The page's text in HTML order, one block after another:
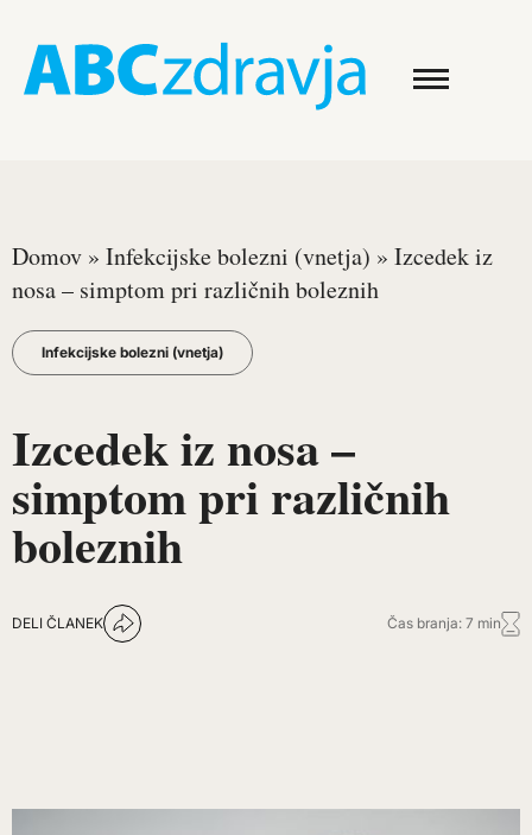
Domov » Infekcijske bolezni (vnetja) » Izcedek iz
nosa – simptom pri različnih boleznih
Infekcijske bolezni (vnetja)
Izcedek iz nosa –
simptom pri različnih
boleznih
DELI ČLANEK Čas branja: 7 min